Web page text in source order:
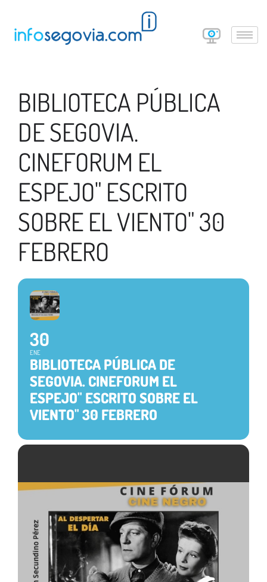
BIBLIOTECA PÚBLICA
DE SEGOVIA.
CINEFORUM EL
ESPEJO" ESCRITO
SOBRE EL VIENTO" 30
FEBRERO
30
ENE
BIBLIOTECA PÚBLICA DE
SEGOVIA. CINEFORUM EL
ESPEJO" ESCRITO SOBRE EL
VIENTO" 30 FEBRERO